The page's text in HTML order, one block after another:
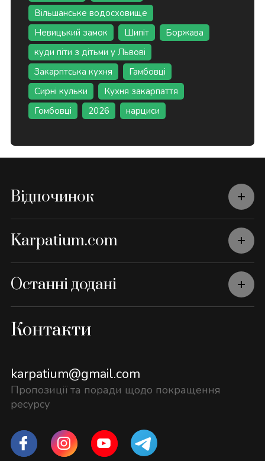
Вільшанське водосховище
Невицький замок
Шипіт
Боржава
куди піти з дітьми у Львові
Закарптська кухня
Гамбовці
Сирні кульки
Кухня закарпаття
Гомбовці
2026 нарциси
Відпочинок
Karpatium.com
Останні додані
Контакти
karpatium@gmail.com
Пропозиції та поради щодо покращення
ресурсу